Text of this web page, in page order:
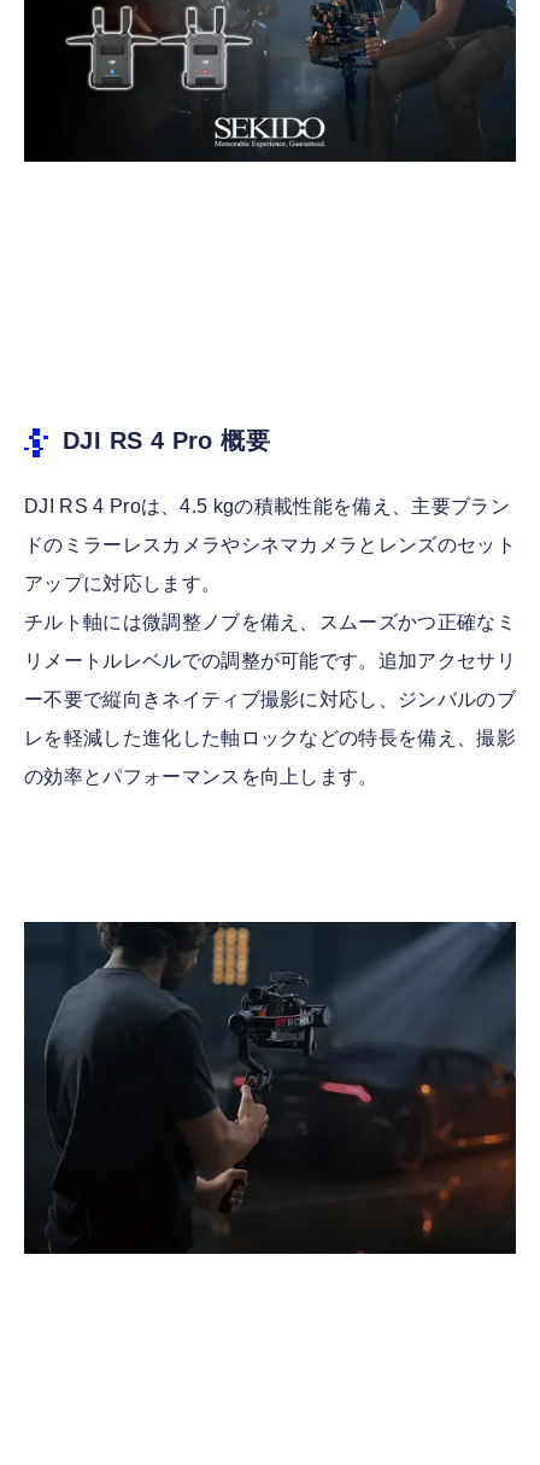
DJI RS 4 Pro 概要
DJI RS 4 Proは、4.5 kgの積載性能を備え、主要ブラン
ドのミラーレスカメラやシネマカメラとレンズのセット
アップに対応します。
チルト軸には微調整ノブを備え、スムーズかつ正確なミ
リメートルレベルでの調整が可能です。追加アクセサリ
ー不要で縦向きネイティブ撮影に対応し、ジンバルのブ
レを軽減した進化した軸ロックなどの特長を備え、撮影
の効率とパフォーマンスを向上します。